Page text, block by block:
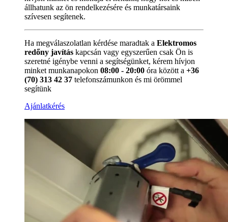
állhatunk az ön rendelkezésére és munkatársaink
szívesen segítenek.
Ha megválaszolatlan kérdése maradtak a Elektromos
redőny javítás kapcsán vagy egyszerűen csak Ön is
szeretné igénybe venni a segítségünket, kérem hívjon
minket munkanapokon 08:00 - 20:00 óra között a +36
(70) 313 42 37 telefonszámunkon és mi örömmel
segítünk
Ajánlatkérés